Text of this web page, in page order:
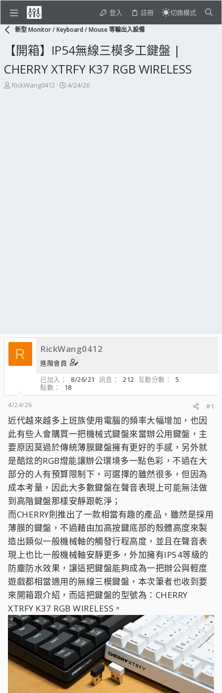
登入 註冊 切換模式
新型 Monitor / Keyboard / Mouse 等輸出入設備
【開箱】IP54無線三模多工鍵盤 |
CHERRY XTRFY K37 RGB WIRELESS
主
RickWang0412
開
4/24/26
R RickWang0412
進階會員
已加入
8/26/21 訊息 212 互動分數
5
點數
18
4/24/26
#1
近代越來越多上班族使用電腦的頻率大幅增加，也因
此有些人會購買一把機械式鍵盤來當辦公用鍵盤，主
要原因莫過於傳統薄膜鍵盤擁有更好的手感，另外就
是酷炫的RGB燈能讓辦公環境多一點色彩，不過在大
部分的人有預算限制下，可選擇的雖然很多，但因為
成本考量，因此大多數鍵盤在聲音表現上可能無法做
到高階鍵盤那樣安靜跟乾淨；
而CHERRY則推出了一款相當有趣的產品，雖然是採用
薄膜的鍵盤，不過藉由加高按鍵底部的殼體高度來製
造出類似一般機械軸的觸發行程高度，並且在聲音表
現上也比一般機械軸安靜更多，外加擁有IP54等級的
防塵防水效果，讓這把鍵盤能夠成為一把辦公與輕度
遊戲都相當適用的無線三模鍵盤，本次筆者也收到要
來開箱跟介紹，而這把鍵盤的型號為：CHERRY
XTRFY K37 RGB WIRELESS。